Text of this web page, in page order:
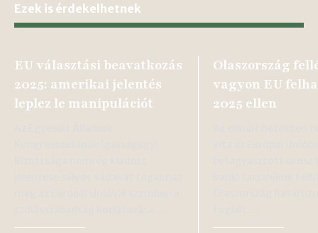
Ezek is érdekelhetnek
EU választási beavatkozás
2025: amerikai jelentés
leplez le manipulációt
Olaszország
vagyon EU
2025 ellen